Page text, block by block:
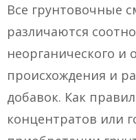
Все грунтовочные
различаются
неорганического и
происхождения и
добавок. Как
концентратов или